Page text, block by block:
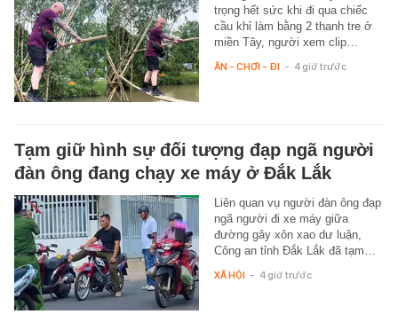
trọng hết sức khi đi qua chiếc
cầu khỉ làm bằng 2 thanh tre ở
miền Tây, người xem clip…
ĂN - CHƠI - ĐI - 4 giờ trước
Tạm giữ hình sự đối tượng đạp ngã người
đàn ông đang chạy xe máy ở Đắk Lắk
Liên quan vụ người đàn ông đạp
ngã người đi xe máy giữa
đường gây xôn xao dư luận,
Công an tỉnh Đắk Lắk đã tạm…
XÃ HỘI - 4 giờ trước